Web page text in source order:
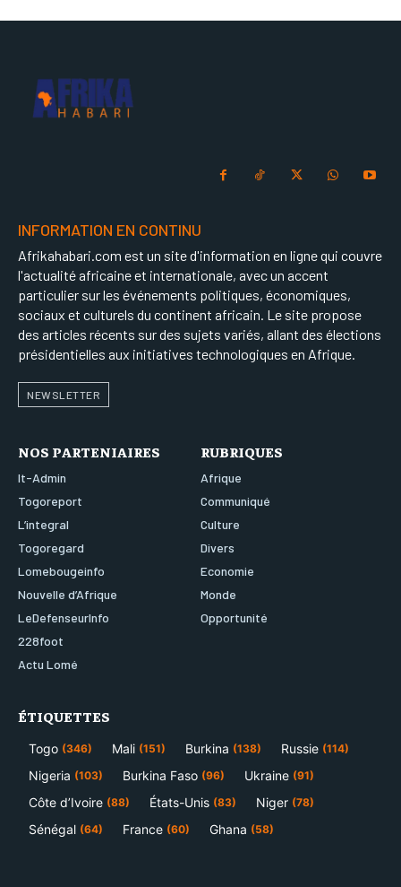
INFORMATION EN CONTINU
Afrikahabari.com est un site d'information en ligne qui couvre
l'actualité africaine et internationale, avec un accent
particulier sur les événements politiques, économiques,
sociaux et culturels du continent africain. Le site propose
des articles récents sur des sujets variés, allant des élections
présidentielles aux initiatives technologiques en Afrique.
NEWSLETTER
NOS PARTENIAIRES
It-Admin
Togoreport
L’integral
Togoregard
Lomebougeinfo
Nouvelle d’Afrique
LeDefenseurInfo
228foot
Actu Lomé
RUBRIQUES
Afrique
Communiqué
Culture
Divers
Economie
Monde
Opportunité
ÉTIQUETTES
Togo (346) Mali (151) Burkina (138) Russie (114)
Nigeria (103) Burkina Faso (96) Ukraine (91)
Côte d’Ivoire (88) États-Unis (83) Niger (78)
Sénégal (64) France (60) Ghana (58)